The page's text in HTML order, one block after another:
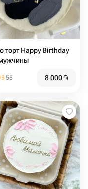
торт Happy Birthday
55 8 000֏